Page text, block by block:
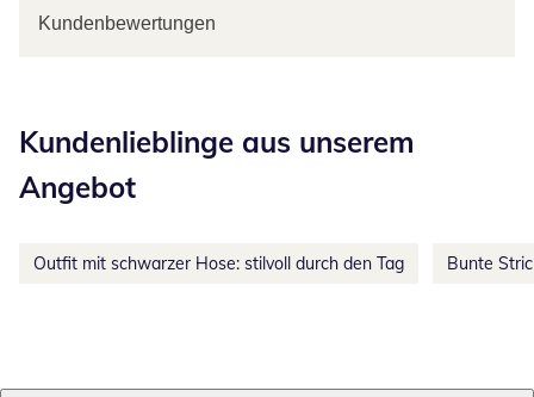
Kundenbewertungen
Kundenlieblinge aus unserem
Angebot
Outfit mit schwarzer Hose: stilvoll durch den Tag Bunte